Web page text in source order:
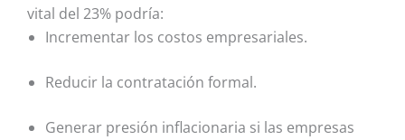
vital del 23% podría:
Incrementar los costos empresariales.
Reducir la contratación formal.
Generar presión inflacionaria si las empresas